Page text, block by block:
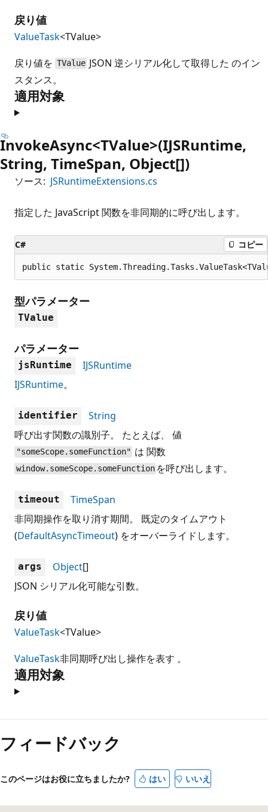
戻り値
ValueTask<TValue>
戻り値を TValue JSON 逆シリアル化して取得した のイン
スタンス。
適用対象
InvokeAsync<TValue>(IJSRuntime,
String, TimeSpan, Object[])
ソース: JSRuntimeExtensions.cs
指定した JavaScript 関数を非同期的に呼び出します。
C# コピー
public static
型パラメーター
TValue
パラメーター
jsRuntime
IJSRuntime
IJSRuntime。
identifier
String
呼び出す関数の識別子。 たとえば、 値
"someScope.someFunction" は 関数
window.someScope.someFunction を呼び出します。
timeout
TimeSpan
非同期操作を取り消す期間。 既定のタイムアウト
(DefaultAsyncTimeout) をオーバーライドします。
args Object[]
JSON シリアル化可能な引数。
戻り値
ValueTask<TValue>
ValueTask非同期呼び出し操作を表す 。
適用対象
フィードバック
このページはお役に立ちましたか? はい いいえ